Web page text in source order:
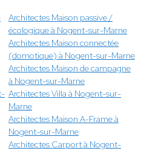
Architectes Maison passive /
écologique à Nogent-sur-Marne
Architectes Maison connectée
(domotique) à Nogent-sur-Marne
Architectes Maison de campagne
à Nogent-sur-Marne
Architectes Villa à Nogent-sur-
Marne
Architectes Maison A-Frame à
Nogent-sur-Marne
Architectes Carport à Nogent-